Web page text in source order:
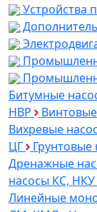
Устройства
Битумные
НВР
Вихревые
ЦГ
Грунтовые
Дренажные
насосы КС, НКУ
Линейные